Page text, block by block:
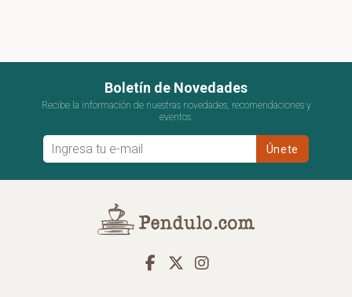
Boletín de Novedades
Recibe la información de nuestras novedades, recomendaciones y
eventos.